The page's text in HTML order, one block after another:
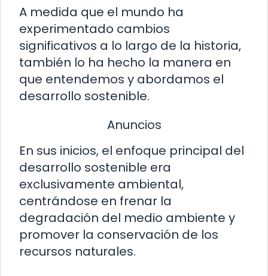
A medida que el mundo ha
experimentado cambios
significativos a lo largo de la historia,
también lo ha hecho la manera en
que entendemos y abordamos el
desarrollo sostenible.
Anuncios
En sus inicios, el enfoque principal del
desarrollo sostenible era
exclusivamente ambiental,
centrándose en frenar la
degradación del medio ambiente y
promover la conservación de los
recursos naturales.